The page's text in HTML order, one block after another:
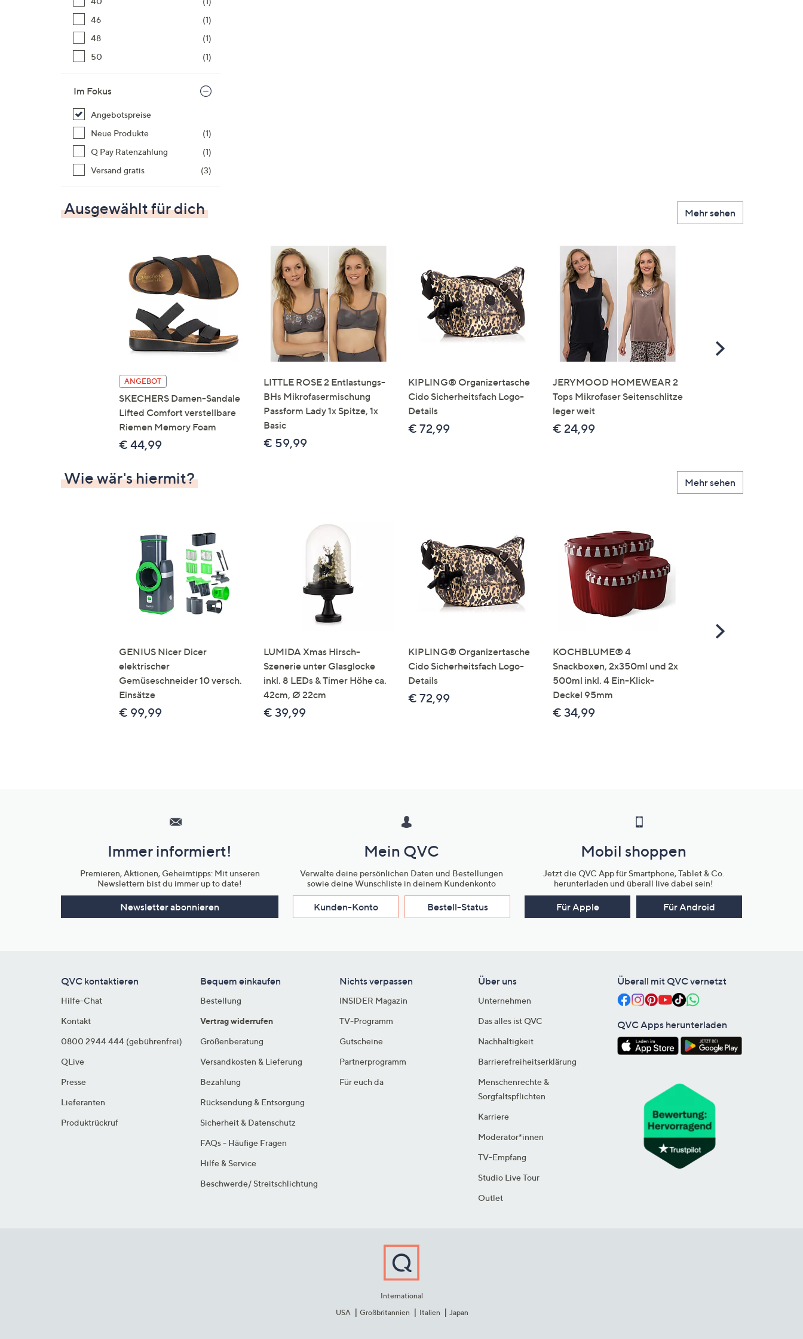
46
(1)
48
(1)
50
(1)
Im Fokus
Angebotspreise
Neue Produkte
(1)
Q Pay Ratenzahlung
(1)
Versand gratis
(3)
Ausgewählt für dich Mehr sehen
ANGEBOT
SKECHERS Damen-Sandale
Lifted Comfort verstellbare
Riemen Memory Foam
€ 44,99
LITTLE ROSE 2 Entlastungs-
BHs Mikrofasermischung
Passform Lady 1x Spitze, 1x
Basic
€ 59,99
KIPLING® Organizertasche
Cido Sicherheitsfach Logo-
Details
€ 72,99
JERYMOOD HOMEWEAR 2
Tops Mikrofaser Seitenschlitze
leger weit
€ 24,99
Scroll
Wie wär's hiermit? Mehr sehen
GENIUS Nicer Dicer
elektrischer
Gemüseschneider 10 versch.
Einsätze
€ 99,99
LUMIDA Xmas Hirsch-
Szenerie unter Glasglocke
inkl. 8 LEDs & Timer Höhe ca.
42cm, Ø 22cm
€ 39,99
KIPLING® Organizertasche
Cido Sicherheitsfach Logo-
Details
€ 72,99
KOCHBLUME® 4
Snackboxen, 2x350ml und 2x
500ml inkl. 4 Ein-Klick-
Deckel 95mm
€ 34,99
Scroll
Unternehmensinformationen
Immer informiert!
Premieren, Aktionen, Geheimtipps: Mit unseren
Newslettern bist du immer up to date!
Newsletter abonnieren
Mein QVC
Verwalte deine persönlichen Daten und Bestellungen
sowie deine Wunschliste in deinem Kundenkonto
Kunden-Konto Bestell-Status
Mobil shoppen
Jetzt die QVC App für Smartphone, Tablet & Co.
herunterladen und überall live dabei sein!
Für Apple Für Android
QVC kontaktieren
Hilfe-Chat
Kontakt
0800 2944 444 (gebührenfrei)
QLive
Presse
Lieferanten
Produktrückruf
Bequem einkaufen
Bestellung
Vertrag widerrufen
Größenberatung
Versandkosten & Lieferung
Bezahlung
Rücksendung & Entsorgung
Sicherheit & Datenschutz
FAQs - Häufige Fragen
Hilfe & Service
Beschwerde/ Streitschlichtung
Nichts verpassen
INSIDER Magazin
TV-Programm
Gutscheine
Partnerprogramm
Für euch da
Über uns
Unternehmen
Das alles ist QVC
Nachhaltigkeit
Barrierefreiheitserklärung
Menschenrechte &
Sorgfaltspflichten
Karriere
Moderator*innen
TV-Empfang
Studio Live Tour
Outlet
Überall mit QVC vernetzt
QVC Apps herunterladen
International
USA
Großbritannien Italien Japan